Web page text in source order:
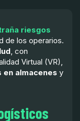
riesgos
de los operarios.
, con
Virtual (VR),
en almacenes y